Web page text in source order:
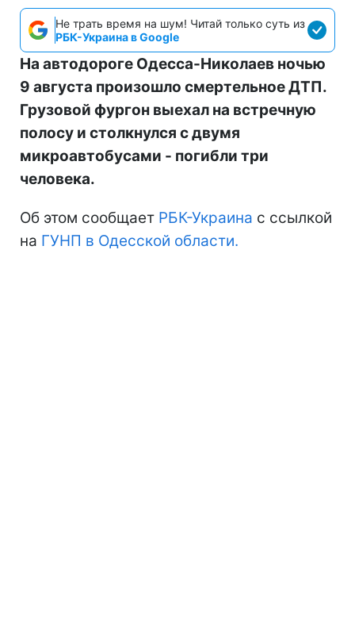
Не трать время на шум! Читай только суть из
РБК-Украина в Google
На автодороге Одесса-Николаев ночью
9 августа произошло смертельное ДТП.
Грузовой фургон выехал на встречную
полосу и столкнулся с двумя
микроавтобусами - погибли три
человека.
Об этом сообщает РБК-Украина с ссылкой
на ГУНП в Одесской области.